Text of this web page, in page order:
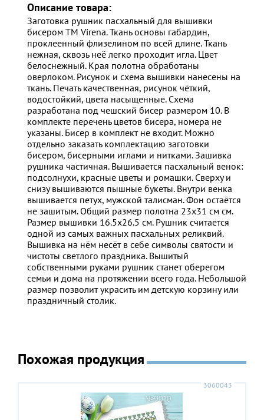
Описание товара:
Заготовка рушник пасхальный для вышивки
бисером ТМ Virena. Ткань основы габардин,
проклеенный флизелином по всей длине. Ткань
нежная, сквозь неё легко проходит игла. Цвет
белоснежный. Края полотна обработаны
оверлоком. Рисунок и схема вышивки нанесены на
ткань. Печать качественная, рисунок чёткий,
водостойкий, цвета насыщенные. Схема
разработана под чешский бисер размером 10. В
комплекте перечень цветов бисера, номера не
указаны. Бисер в комплект не входит. Можно
отдельно заказать комплектацию заготовки
бисером, бисерными иглами и нитками. Зашивка
рушника частичная. Вышивается пасхальный венок:
подсолнухи, красные цветы и ромашки. Сверху и
снизу вышиваются пышные букеты. Внутри венка
вышивается петух, мужской талисман. Фон остаётся
не зашитым. Общий размер полотна 23х31 см см.
Размер вышивки 16.5х26.5 см. Рушник считается
одной из самых важных пасхальных реликвий.
Вышивка на нём несёт в себе символы святости и
чистоты светлого праздника. Вышитый
собственными руками рушник станет оберегом
семьи и дома на протяжении всего года. Небольшой
размер позволит украсить им детскую корзину или
праздничный столик.
Похожая продукция
3060043